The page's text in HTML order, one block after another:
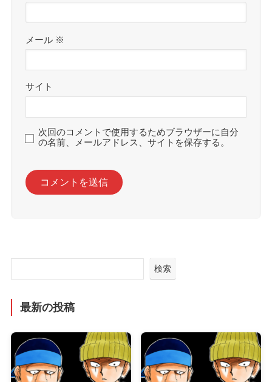
メール ※
サイト
次回のコメントで使用するためブラウザーに自分
の名前、メールアドレス、サイトを保存する。
検索
最新の投稿